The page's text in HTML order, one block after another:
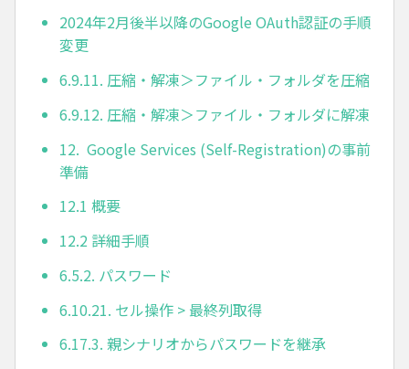
2024年2月後半以降のGoogle OAuth認証の手順
変更
6.9.11. 圧縮・解凍＞ファイル・フォルダを圧縮
6.9.12. 圧縮・解凍＞ファイル・フォルダに解凍
12. Google Services (Self-Registration)の事前
準備
12.1 概要
12.2 詳細手順
6.5.2. パスワード
6.10.21. セル操作 > 最終列取得
6.17.3. 親シナリオからパスワードを継承